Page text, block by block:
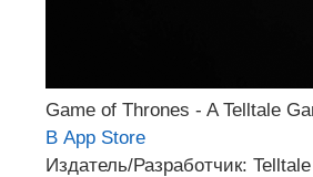
Game of Thrones - A Telltale
В App Store
Издатель/Разработчик: